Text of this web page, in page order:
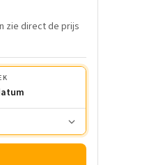
zie direct de prijs